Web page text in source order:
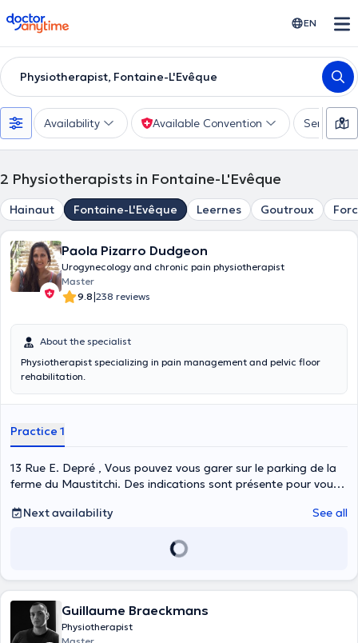
doctoranytime EN
Physiotherapist, Fontaine-L'Evêque
Availability Available Convention Services
2 Physiotherapists in Fontaine-L'Evêque
Hainaut Fontaine-L'Evêque Leernes Goutroux
Paola Pizarro Dudgeon
Urogynecology and chronic pain physiotherapist
Master
9.8|238 reviews
About the specialist
Physiotherapist specializing in pain management and pelvic floor
rehabilitation.
Practice 1
13 Rue E. Depré , Vous pouvez vous garer sur le parking de la
ferme du Maustitchi. Des indications sont présente pour vous
Next availability
See all
Guillaume Braeckmans
Physiotherapist